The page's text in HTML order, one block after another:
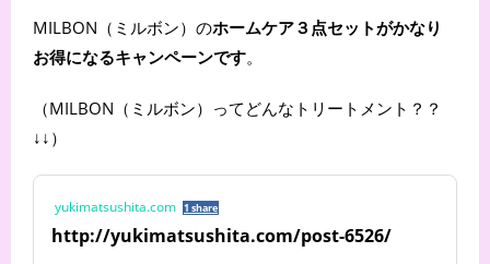
MILBON（ミルボン）のホームケア３点セットがかなり
お得になるキャンペーンです。
（MILBON（ミルボン）ってどんなトリートメント？？
↓↓）
yukimatsushita.com 1 share
http://yukimatsushita.com/post-6526/